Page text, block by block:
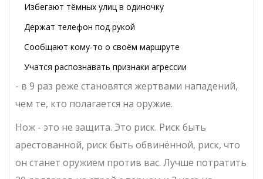
Избегают тёмных улиц в одиночку
Держат телефон под рукой
Сообщают кому-то о своём маршруте
Учатся распознавать признаки агрессии
- в 9 раз реже становятся жертвами нападений,
чем те, кто полагается на оружие.
Нож - это не защита. Это риск. Риск быть
арестованной, риск быть обвинённой, риск, что
он станет оружием против вас. Лучше потратить